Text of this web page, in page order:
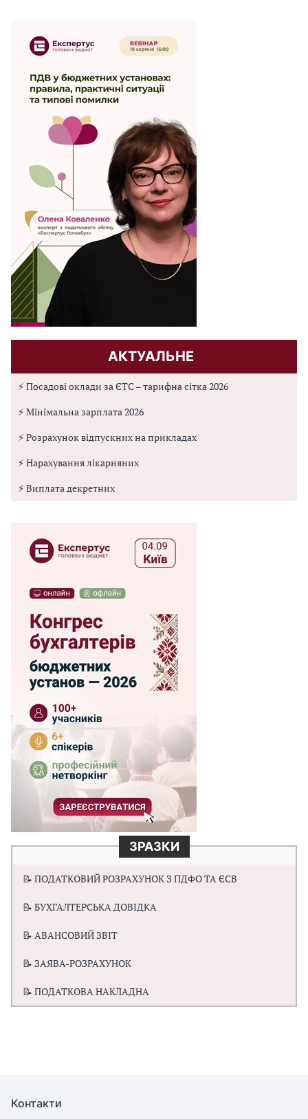
АКТУАЛЬНЕ
⚡ Посадові оклади за ЄТС – тарифна сітка 2026
⚡ Мінімальна зарплата 2026
⚡ Розрахунок відпускних на прикладах
⚡ Нарахування лікарняних
⚡ Виплата декретних
ЗРАЗКИ
📝 ПОДАТКОВИЙ РОЗРАХУНОК З ПДФО ТА ЄСВ
📝 БУХГАЛТЕРСЬКА ДОВІДКА
📝 АВАНСОВИЙ ЗВІТ
📝 ЗАЯВА-РОЗРАХУНОК
📝 ПОДАТКОВА НАКЛАДНА
Контакти